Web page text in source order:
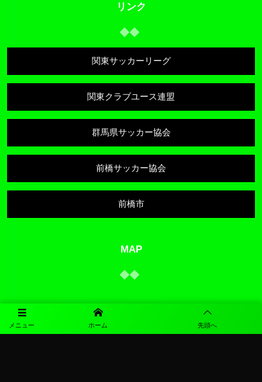
メニュー ホーム 先頭へ
リンク
関東サッカーリーグ
関東クラブユース連盟
群馬県サッカー協会
前橋サッカー協会
前橋市
MAP